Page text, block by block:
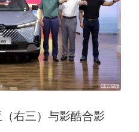
右三）与影酷合影